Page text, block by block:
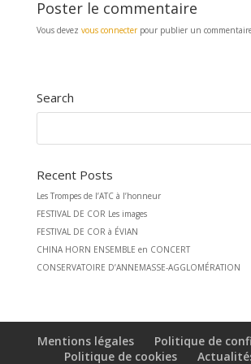
Poster le commentaire
Vous devez vous connecterpour publier un
Search
Recent Posts
Les Trompes de l’ATC à l’honneur
FESTIVAL DE COR Les images
FESTIVAL DE COR à ÉVIAN
CHINA HORN ENSEMBLE en CONCERT
CONSERVATOIRE D’ANNEMASSE-AGGLOMÉRATION
Mentions légales
Politique de
Politique de cookies